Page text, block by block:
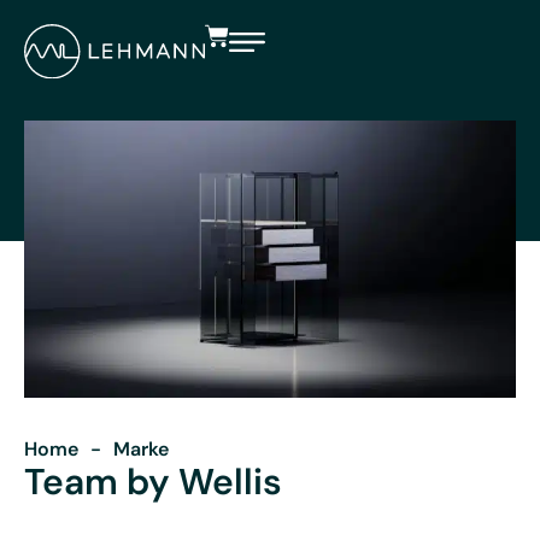
Home - Marke
Team by Wellis